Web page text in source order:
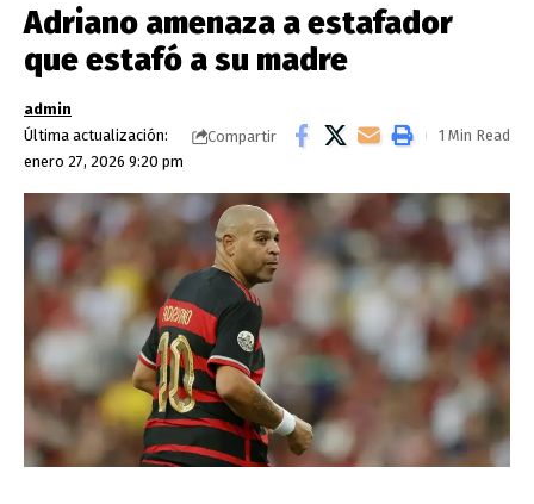
Adriano amenaza a estafador
que estafó a su madre
Última actualización:
enero 27, 2026 9:20 pm
admin
Compartir
1 Min Read